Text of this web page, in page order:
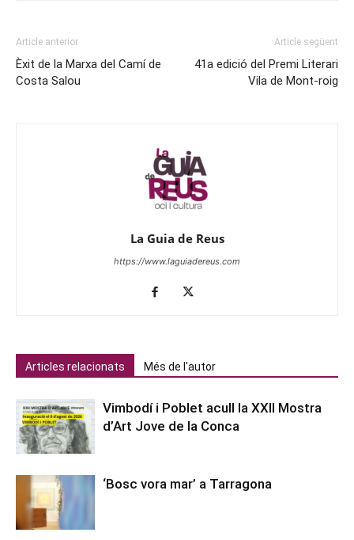
Article anterior
Èxit de la Marxa del Camí de
Costa Salou
Article següent
41a edició del Premi Literari
Vila de Mont-roig
La Guia de Reus
https://www.laguiadereus.com
Articles relacionats Més de l'autor
Vimbodí i Poblet acull la XXII Mostra
d’Art Jove de la Conca
‘Bosc vora mar’ a Tarragona